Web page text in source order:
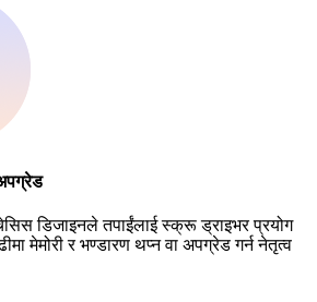
डिजाइनले तपाईंलाई स्क्रू ड्राइभर प्रयोग
मेमोरी र भण्डारण थप्न वा अपग्रेड गर्न नेतृत्व